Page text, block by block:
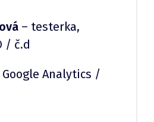
– testerka,
/ č.d
Google Analytics /